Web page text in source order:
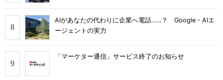
AIがあなたの代わりに企業へ電話……？ Google・AIエ
ージェントの実力
「マーケター通信」サービス終了のお知らせ